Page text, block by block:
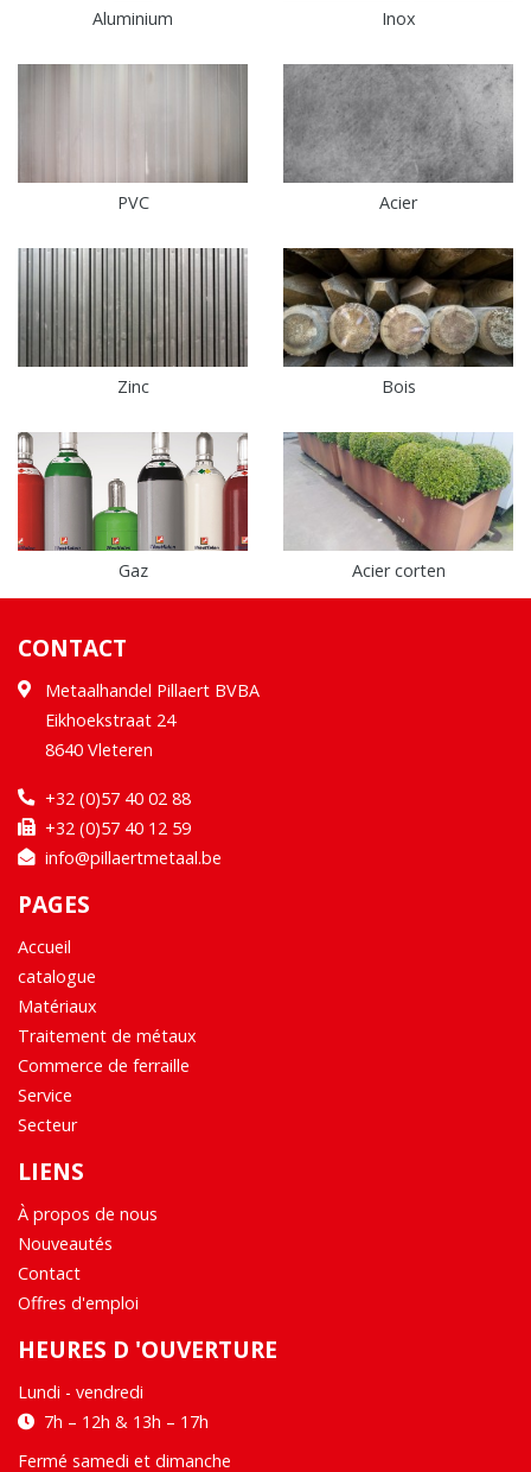
Aluminium Inox
PVC Acier
Zinc Bois
Gaz Acier corten
CONTACT
Metaalhandel Pillaert BVBA
Eikhoekstraat 24
8640 Vleteren
+32 (0)57 40 02 88
+32 (0)57 40 12 59
info@pillaertmetaal.be
PAGES
Accueil
catalogue
Matériaux
Traitement de métaux
Commerce de ferraille
Service
Secteur
LIENS
À propos de nous
Nouveautés
Contact
Offres d'emploi
HEURES D 'OUVERTURE
Lundi - vendredi
7h – 12h & 13h – 17h
Fermé samedi et dimanche